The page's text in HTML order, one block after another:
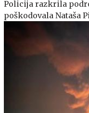
Policija razkrila
poškodovala Nataša